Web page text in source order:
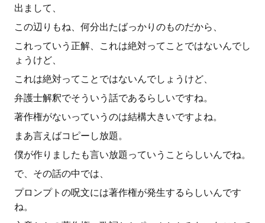
出まして、
この辺りもね、何分出たばっかりのものだから、
これっていう正解、これは絶対ってことではないんでし
ょうけど、
これは絶対ってことではないんでしょうけど、
弁護士解釈でそういう話であるらしいですね。
著作権がないっていうのは結構大きいですよね。
まあ言えばコピーし放題。
僕が作りましたも言い放題っていうことらしいんでね。
で、その話の中では、
プロンプトの呪文には著作権が発生するらしいんです
ね。